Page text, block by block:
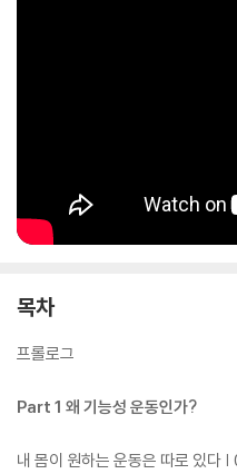
커버하기 위해 책 펼침면 우측 상
자가 본문 속 운동을 시연하는 모습
큼, 이 책을 읽는 이들에게 큰 공감
목차
프롤로그
Part 1 왜 기능성 운동인가?
내 몸이 원하는 운동은 따로 있다 |